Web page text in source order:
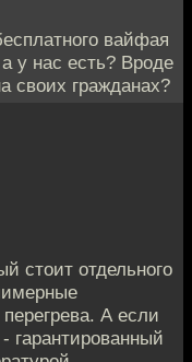
вайфая
у нас есть? Вроде
своих гражданах?
стоит отдельного
А если
гарантированный